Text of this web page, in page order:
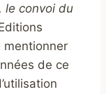
le convoi du
mentionner
de ce